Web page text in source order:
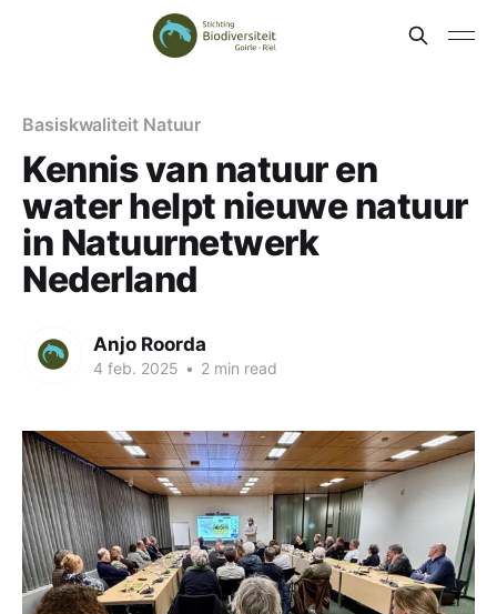
Basiskwaliteit Natuur
Kennis van natuur en
water helpt nieuwe natuur
in Natuurnetwerk
Nederland
Anjo Roorda
4 feb. 2025 • 2 min read